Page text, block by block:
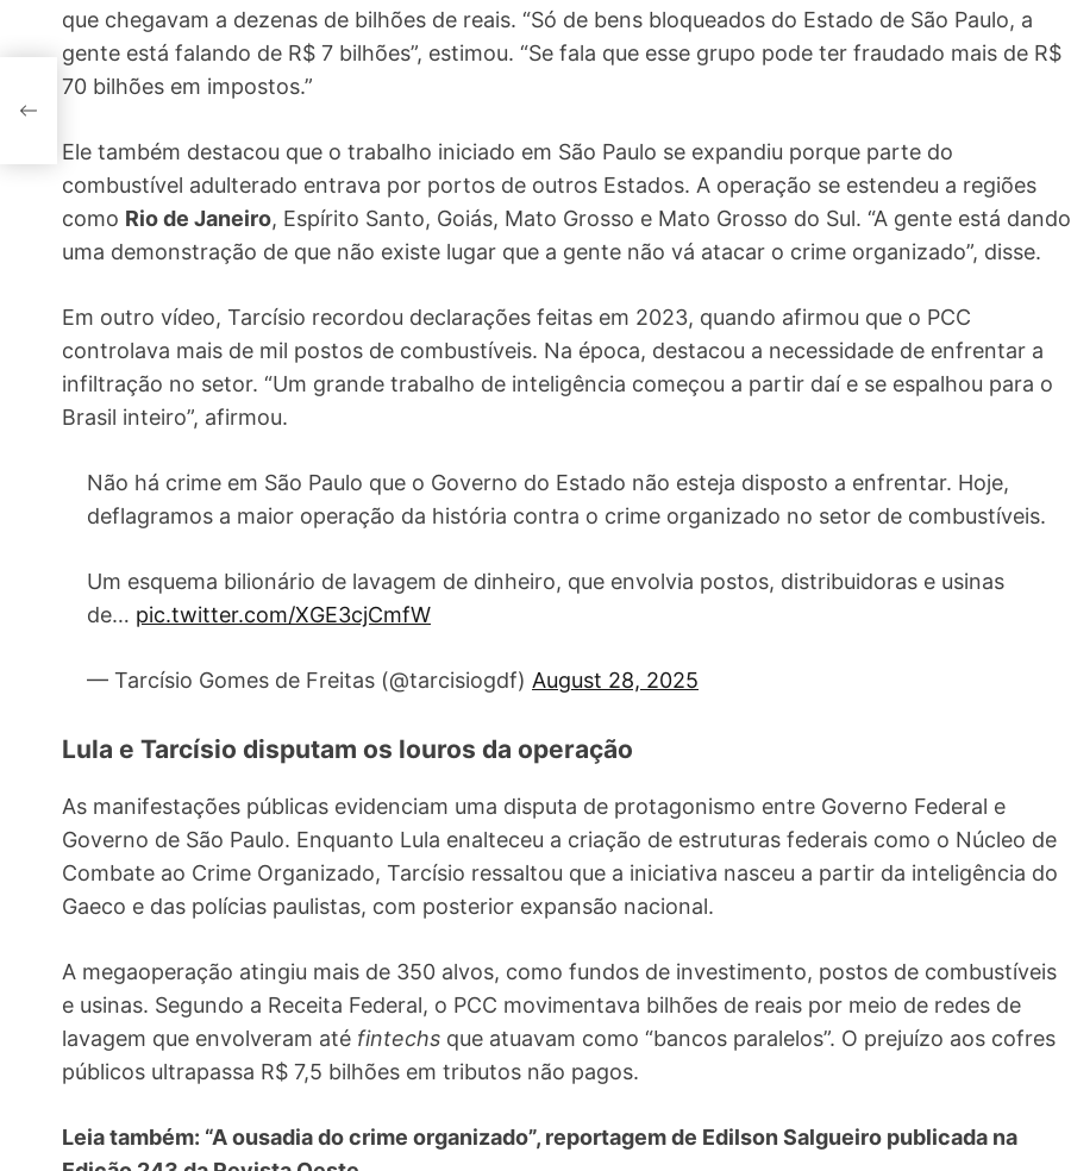
que chegavam a dezenas de bilhões de reais. “Só de bens bloqueados do Estado de São Paulo, a
gente está falando de R$ 7 bilhões”, estimou. “Se fala que esse grupo pode ter fraudado mais de R$
70 bilhões em impostos.”
Ele também destacou que o trabalho iniciado em São Paulo se expandiu porque parte do
combustível adulterado entrava por portos de outros Estados. A operação se estendeu a regiões
como Rio de Janeiro, Espírito Santo, Goiás, Mato Grosso e Mato Grosso do Sul. “A gente está dando
uma demonstração de que não existe lugar que a gente não vá atacar o crime organizado”, disse.
Em outro vídeo, Tarcísio recordou declarações feitas em 2023, quando afirmou que o PCC
controlava mais de mil postos de combustíveis. Na época, destacou a necessidade de enfrentar a
infiltração no setor. “Um grande trabalho de inteligência começou a partir daí e se espalhou para o
Brasil inteiro”, afirmou.
Não há crime em São Paulo que o Governo do Estado não esteja disposto a enfrentar. Hoje,
deflagramos a maior operação da história contra o crime organizado no setor de combustíveis.
Um esquema bilionário de lavagem de dinheiro, que envolvia postos, distribuidoras e usinas
de… pic.twitter.com/XGE3cjCmfW
— Tarcísio Gomes de Freitas (@tarcisiogdf) August 28, 2025
Lula e Tarcísio disputam os louros da operação
As manifestações públicas evidenciam uma disputa de protagonismo entre Governo Federal e
Governo de São Paulo. Enquanto Lula enalteceu a criação de estruturas federais como o Núcleo de
Combate ao Crime Organizado, Tarcísio ressaltou que a iniciativa nasceu a partir da inteligência do
Gaeco e das polícias paulistas, com posterior expansão nacional.
A megaoperação atingiu mais de 350 alvos, como fundos de investimento, postos de combustíveis
e usinas. Segundo a Receita Federal, o PCC movimentava bilhões de reais por meio de redes de
lavagem que envolveram até fintechs que atuavam como “bancos paralelos”. O prejuízo aos cofres
públicos ultrapassa R$ 7,5 bilhões em tributos não pagos.
Leia também: “A ousadia do crime organizado”, reportagem de Edilson Salgueiro publicada na